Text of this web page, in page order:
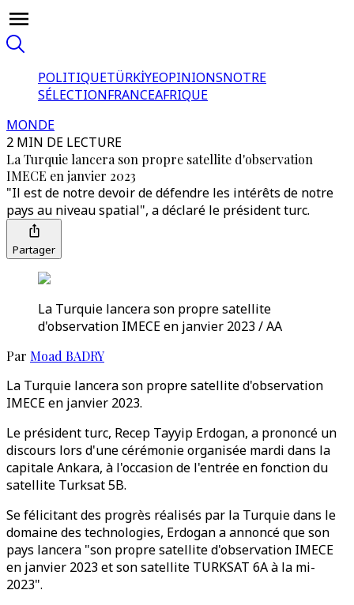
POLITIQUETÜRKİYEOPINIONSNOTRE
SÉLECTIONFRANCEAFRIQUE
MONDE
2 MIN DE LECTURE
La Turquie lancera son propre satellite d'observation
IMECE en janvier 2023
"Il est de notre devoir de défendre les intérêts de notre
pays au niveau spatial", a déclaré le président turc.
Partager
La Turquie lancera son propre satellite
d'observation IMECE en janvier 2023 / AA
Par Moad BADRY
La Turquie lancera son propre satellite d'observation
IMECE en janvier 2023.
Le président turc, Recep Tayyip Erdogan, a prononcé un
discours lors d'une cérémonie organisée mardi dans la
capitale Ankara, à l'occasion de l'entrée en fonction du
satellite Turksat 5B.
Se félicitant des progrès réalisés par la Turquie dans le
domaine des technologies, Erdogan a annoncé que son
pays lancera "son propre satellite d'observation IMECE
en janvier 2023 et son satellite TURKSAT 6A à la mi-
2023".